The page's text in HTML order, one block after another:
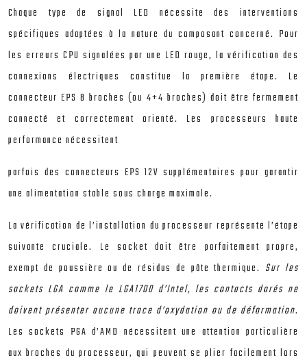
Chaque type de signal LED nécessite des interventions
spécifiques adaptées à la nature du composant concerné. Pour
les erreurs CPU signalées par une LED rouge, la vérification des
connexions électriques constitue la première étape. Le
connecteur EPS 8 broches (ou 4+4 broches) doit être fermement
connecté et correctement orienté. Les processeurs haute
performance nécessitent
parfois des connecteurs EPS 12V supplémentaires pour garantir
une alimentation stable sous charge maximale.
La vérification de l’installation du processeur représente l’étape
suivante cruciale. Le socket doit être parfaitement propre,
exempt de poussière ou de résidus de pâte thermique. Sur les
sockets LGA comme le LGA1700 d’Intel, les contacts dorés ne
doivent présenter aucune trace d’oxydation ou de déformation.
Les sockets PGA d’AMD nécessitent une attention particulière
aux broches du processeur, qui peuvent se plier facilement lors